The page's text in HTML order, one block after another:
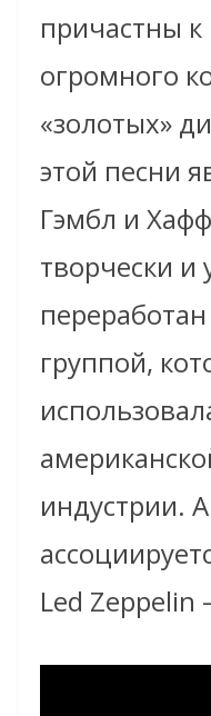
причастны к
огромного
«золотых»
этой песни
Гэмбл и
творчески и
переработан
группой,
индустрии.
Led Zeppelin